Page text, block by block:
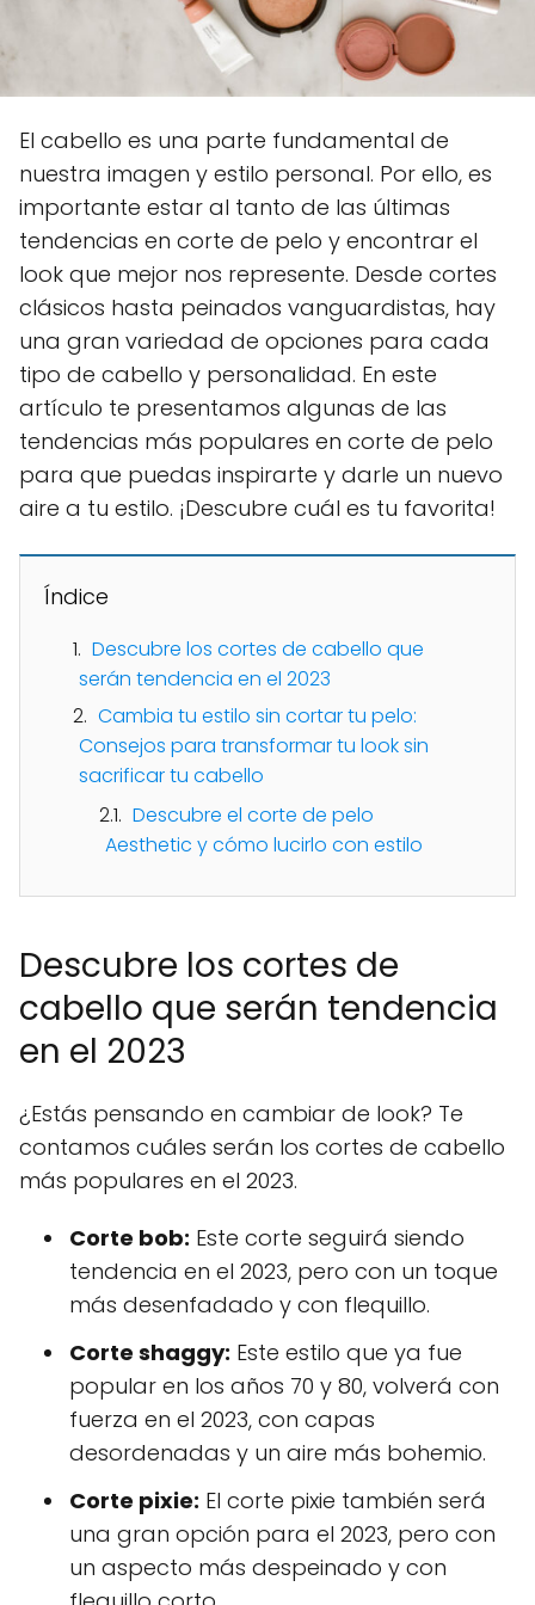
El cabello es una parte fundamental de
nuestra imagen y estilo personal. Por ello, es
importante estar al tanto de las últimas
tendencias en corte de pelo y encontrar el
look que mejor nos represente. Desde cortes
clásicos hasta peinados vanguardistas, hay
una gran variedad de opciones para cada
tipo de cabello y personalidad. En este
artículo te presentamos algunas de las
tendencias más populares en corte de pelo
para que puedas inspirarte y darle un nuevo
aire a tu estilo. ¡Descubre cuál es tu favorita!
Índice
Descubre los cortes de cabello que
serán tendencia en el 2023
Cambia tu estilo sin cortar tu pelo:
Consejos para transformar tu look sin
sacrificar tu cabello
Descubre el corte de pelo
Aesthetic y cómo lucirlo con estilo
Descubre los cortes de
cabello que serán tendencia
en el 2023
¿Estás pensando en cambiar de look? Te
contamos cuáles serán los cortes de cabello
más populares en el 2023.
Corte bob: Este corte seguirá siendo
tendencia en el 2023, pero con un toque
más desenfadado y con flequillo.
Corte shaggy: Este estilo que ya fue
popular en los años 70 y 80, volverá con
fuerza en el 2023, con capas
desordenadas y un aire más bohemio.
Corte pixie: El corte pixie también será
una gran opción para el 2023, pero con
un aspecto más despeinado y con